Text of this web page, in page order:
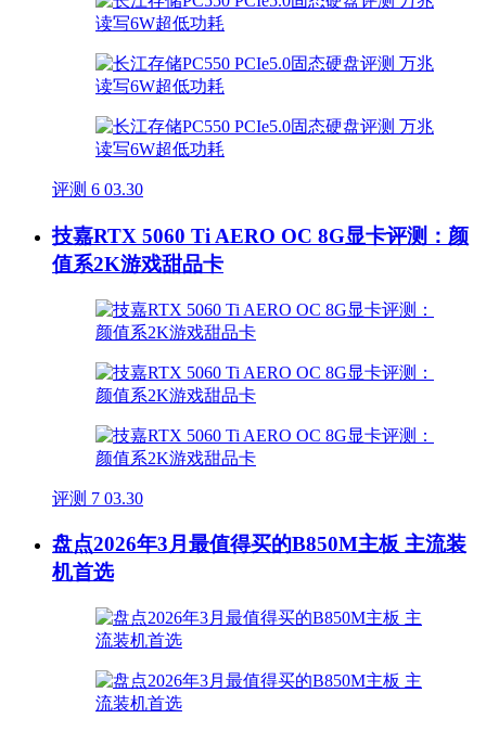
评测 6 03.30
技嘉RTX 5060 Ti AERO OC 8G显卡评测：颜
值系2K游戏甜品卡
评测 7 03.30
盘点2026年3月最值得买的B850M主板 主流装
机首选